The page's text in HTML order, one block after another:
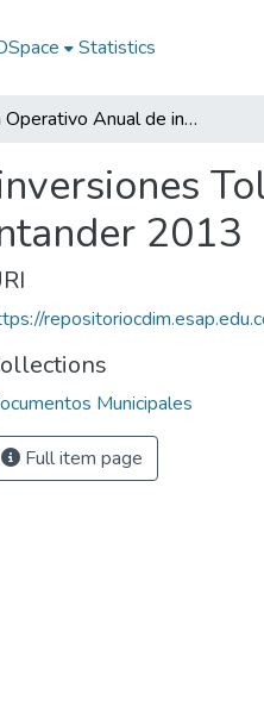
Statistics
Plan Operativo Anual de inversiones Toledo Norte de Santander 2013: POAI Toledo Norte de Santander 2013
2013
Municipales
Full item page